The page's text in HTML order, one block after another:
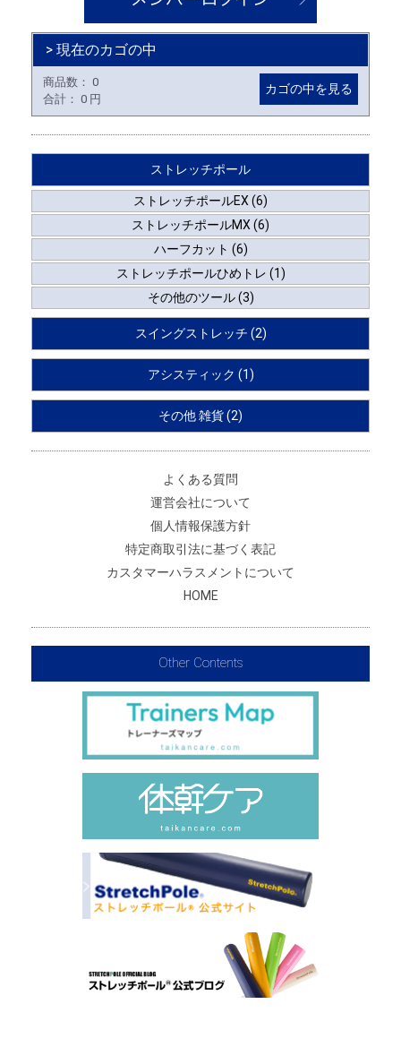
> 現在のカゴの中
商品数： 0
合計： 0 円
カゴの中を見る
ストレッチポール
ストレッチポールEX (6)
ストレッチポールMX (6)
ハーフカット (6)
ストレッチポールひめトレ (1)
その他のツール (3)
スイングストレッチ (2)
アシスティック (1)
その他 雑貨 (2)
よくある質問
運営会社について
個人情報保護方針
特定商取引法に基づく表記
カスタマーハラスメントについて
HOME
Other Contents